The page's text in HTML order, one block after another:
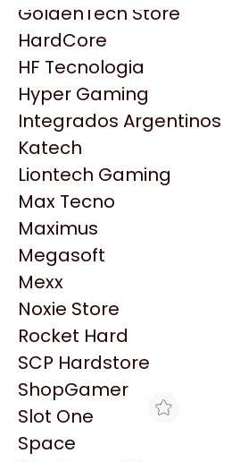
HP
HyperX
INNO3D
Intel
Kingston
Lenovo
Logitech
MSI
NVIDIA GeForce
NZXT
PNY
Palit
Philips
PowerColor
Razer
Redragon
Samsung
GoldenTech Store
HardCore
HF Tecnologia
Hyper Gaming
Integrados Argentinos
Katech
Liontech Gaming
Max Tecno
Maximus
Megasoft
Mexx
Noxie Store
Rocket Hard
SCP Hardstore
ShopGamer
Slot One
Space
Similares
Explorá más productos